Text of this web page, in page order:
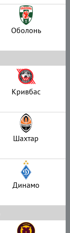
Оболонь
Кривбас
Шахтар
Динамо